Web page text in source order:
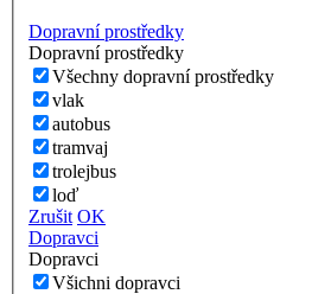
Dopravní prostředky
Dopravní prostředky
Všechny dopravní prostředky
vlak
autobus
tramvaj
trolejbus
loď
Zrušit OK
Dopravci
Dopravci
Všichni dopravci